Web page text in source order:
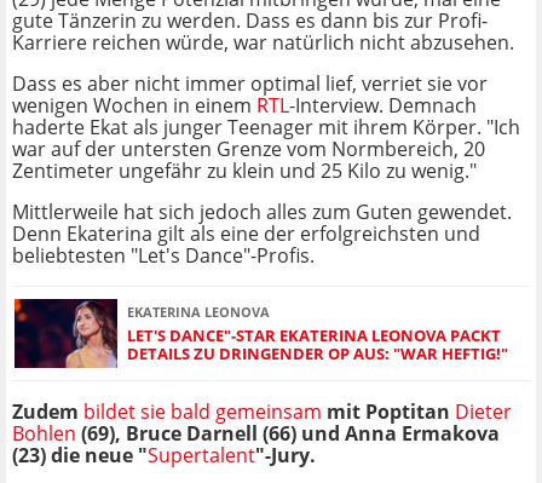
gute Tänzerin zu werden. Dass es dann bis zur Profi-
Karriere reichen würde, war natürlich nicht abzusehen.
Dass es aber nicht immer optimal lief, verriet sie vor
wenigen Wochen in einem RTL-Interview. Demnach
haderte Ekat als junger Teenager mit ihrem Körper. "Ich
war auf der untersten Grenze vom Normbereich, 20
Zentimeter ungefähr zu klein und 25 Kilo zu wenig."
Mittlerweile hat sich jedoch alles zum Guten gewendet.
Denn Ekaterina gilt als eine der erfolgreichsten und
beliebtesten "Let's Dance"-Profis.
EKATERINA LEONOVA
LET'S DANCE"-STAR EKATERINA LEONOVA PACKT
DETAILS ZU DRINGENDER OP AUS: "WAR HEFTIG!"
Zudem bildet sie bald gemeinsam mit Poptitan Dieter
Bohlen (69), Bruce Darnell (66) und Anna Ermakova
(23) die neue "Supertalent"-Jury.